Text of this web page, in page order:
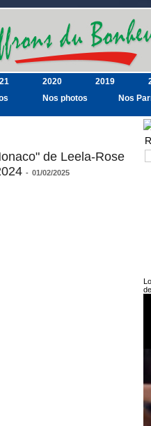
2020 2019
Nos photos Nos
de Leela-Rose
- 01/02/2025